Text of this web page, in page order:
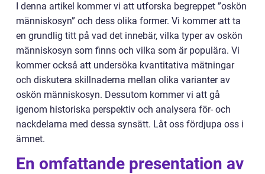
I denna artikel kommer vi att utforska begreppet ”oskön
människosyn” och dess olika former. Vi kommer att ta
en grundlig titt på vad det innebär, vilka typer av oskön
människosyn som finns och vilka som är populära. Vi
kommer också att undersöka kvantitativa mätningar
och diskutera skillnaderna mellan olika varianter av
oskön människosyn. Dessutom kommer vi att gå
igenom historiska perspektiv och analysera för- och
nackdelarna med dessa synsätt. Låt oss fördjupa oss i
ämnet.
En omfattande presentation av